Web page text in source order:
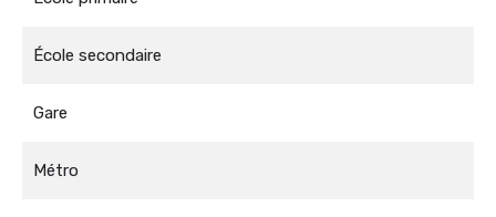
École secondaire
Gare
Métro